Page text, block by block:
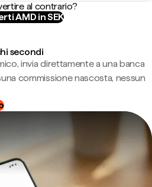
al contrario?
AMD in SEK
secondi
invia direttamente a una banca
commissione nascosta, nessun